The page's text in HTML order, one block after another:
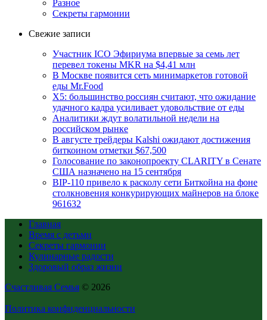
Разное
Секреты гармонии
Свежие записи
Участник ICO Эфириума впервые за семь лет
перевел токены MKR на $4,41 млн
В Москве появится сеть минимаркетов готовой
еды Mr.Food
X5: большинство россиян считают, что ожидание
удачного кадра усиливает удовольствие от еды
Аналитики ждут волатильной недели на
российском рынке
В августе трейдеры Kalshi ожидают достижения
биткоином отметки $67,500
Голосование по законопроекту CLARITY в Сенате
США назначено на 15 сентября
BIP-110 привело к расколу сети Биткойна на фоне
столкновения конкурирующих майнеров на блоке
961632
Главная
Время с детьми
Секреты гармонии
Кулинарные радости
Здоровый образ жизни
Счастливая Семья © 2026
Политика конфиденциальности